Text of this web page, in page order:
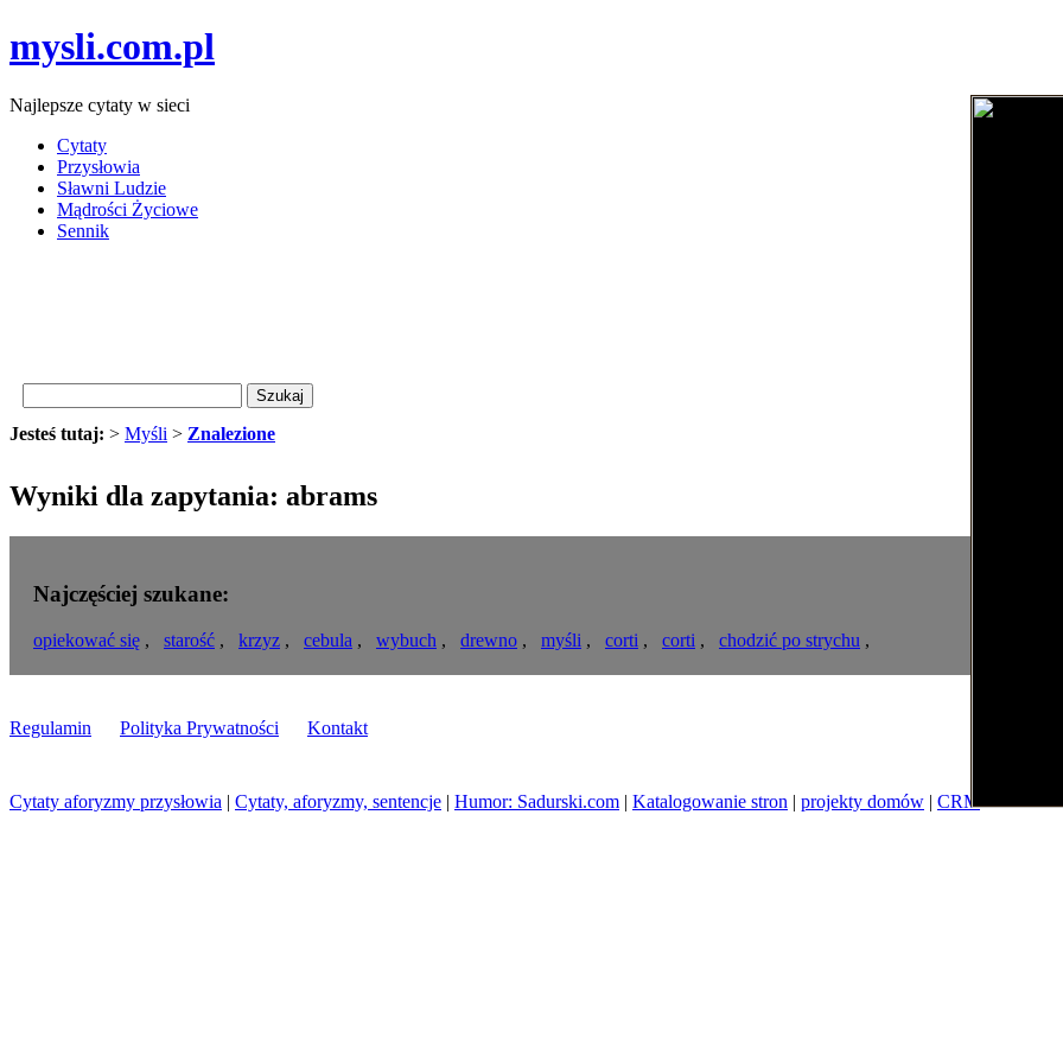
mysli.com.pl
Najlepsze cytaty w sieci
Cytaty
Przysłowia
Sławni Ludzie
Mądrości Życiowe
Sennik
Jesteś tutaj: > Myśli > Znalezione
Wyniki dla zapytania: abrams
Najczęściej szukane:
opiekować się , starość , krzyz , cebula , wybuch , drewno , myśli , corti , corti , chodzić po strychu ,
Regulamin Polityka Prywatności
Kontakt
Cytaty aforyzmy przysłowia | Cytaty, aforyzmy, sentencje | Humor: Sadurski.com | Katalogowanie stron | projekty domów | CRM